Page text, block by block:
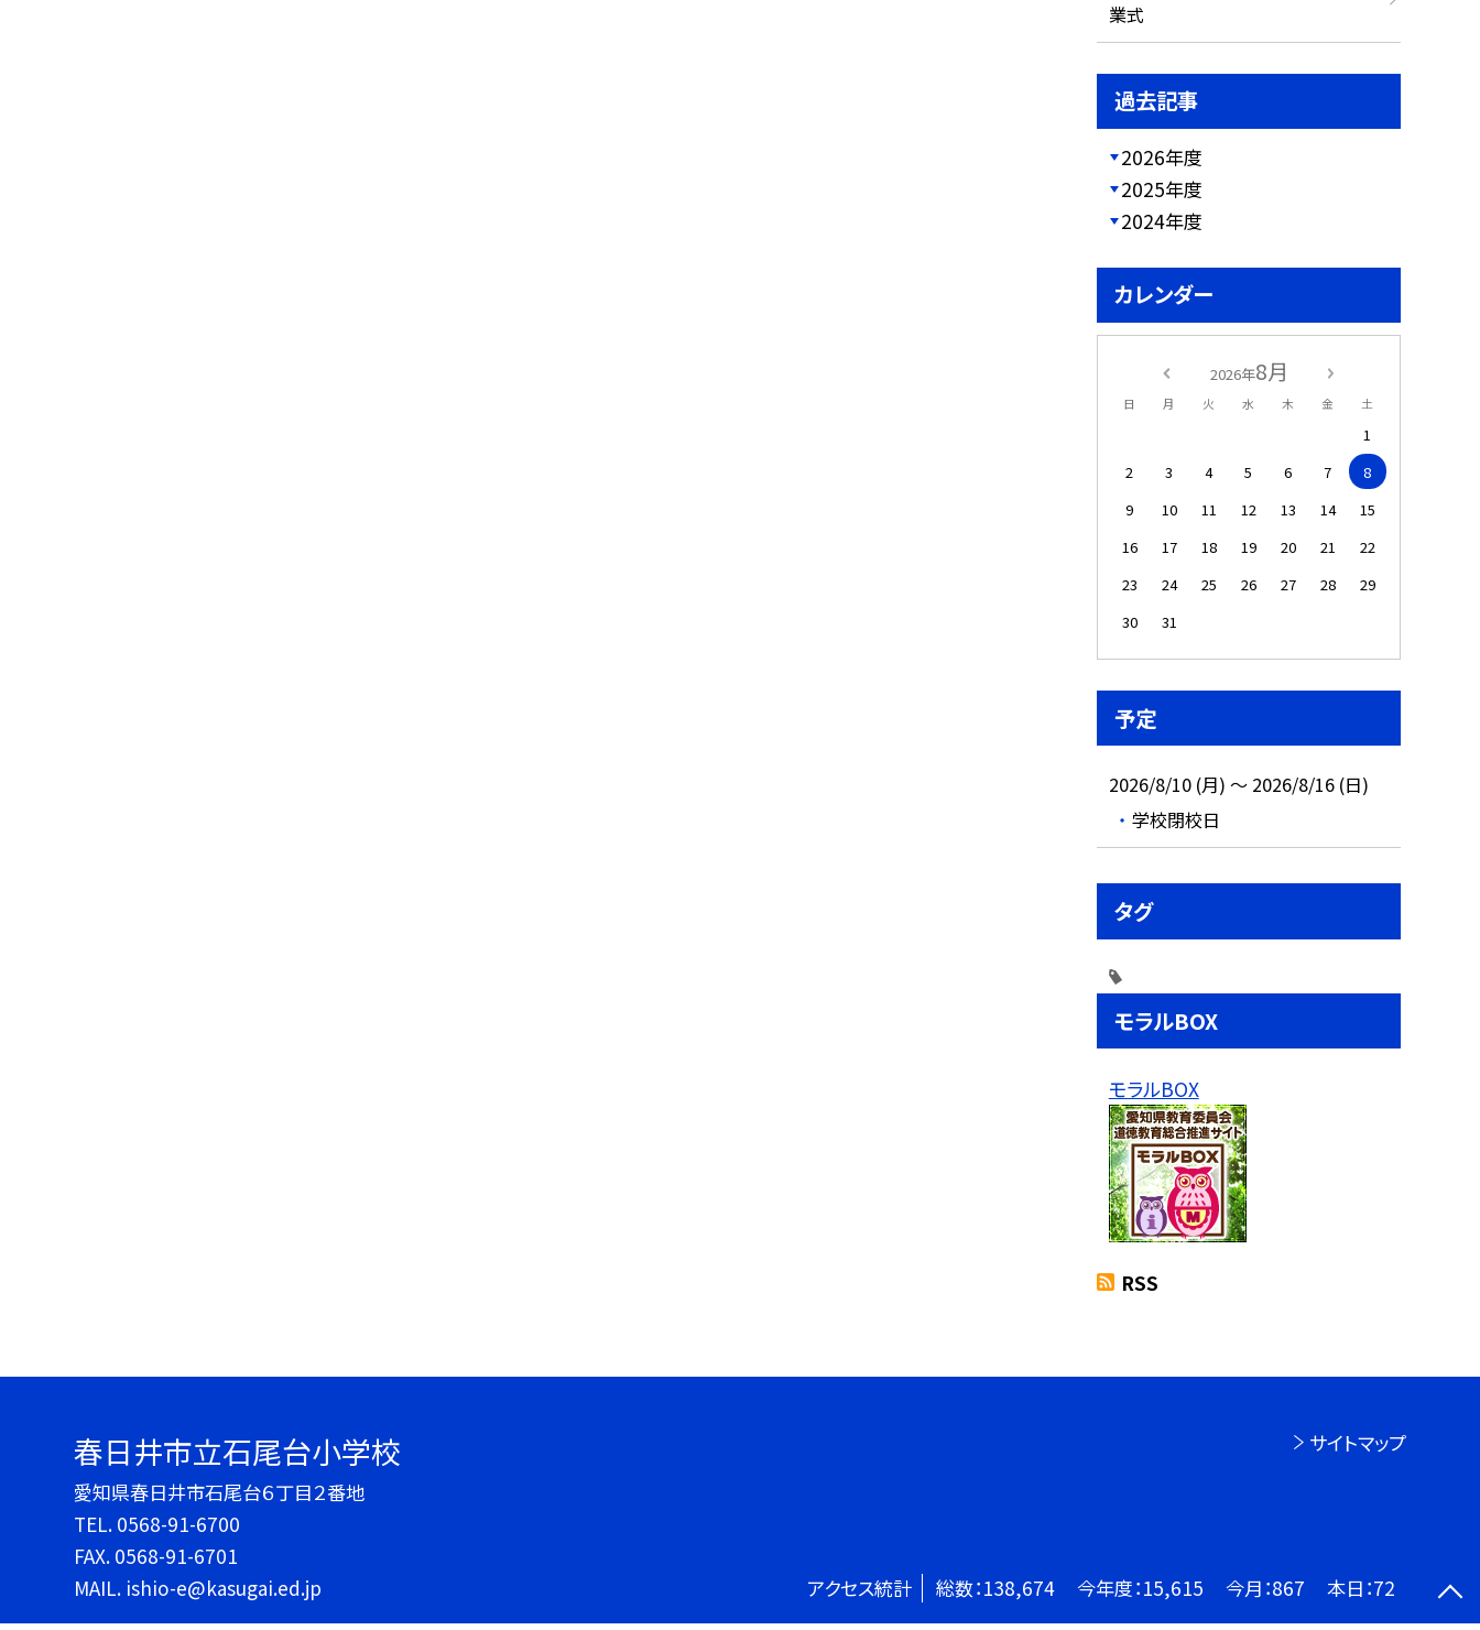
業式
過去記事
2026年度
2025年度
2024年度
カレンダー
2026年8月
日 月 火 水 木 金 土
1
2
3 4 5 6 7
8
9
10 11 12 13 14
15
16
17 18 19 20 21
22
23
24 25 26 27 28
29
30
31
予定
2026/8/10 (月) ～ 2026/8/16 (日)
学校閉校日
タグ
モラルBOX
モラルBOX
RSS
春日井市立石尾台小学校
愛知県春日井市石尾台６丁目２番地
TEL. 0568-91-6700
FAX. 0568-91-6701
MAIL. ishio-e@kasugai.ed.jp
サイトマップ
アクセス統計 総数：138,674 今年度：15,615 今月：867 本日：72